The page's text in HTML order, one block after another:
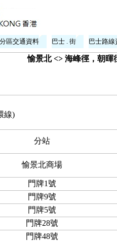
分區交通資料 巴士 . 街 巴士路線
愉景北 <> 海峰徑，朝暉
線)
分站
愉景北商場
門牌1號
門牌9號
門牌5號
門牌28號
門牌48號